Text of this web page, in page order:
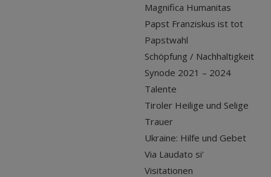
Magnifica Humanitas
Papst Franziskus ist tot
Papstwahl
Schöpfung / Nachhaltigkeit
Synode 2021 – 2024
Talente
Tiroler Heilige und Selige
Trauer
Ukraine: Hilfe und Gebet
Via Laudato si'
Visitationen